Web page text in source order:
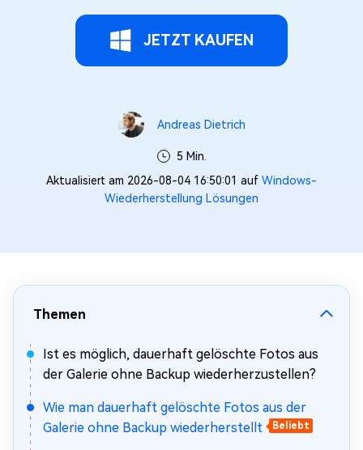
JETZT KAUFEN
Andreas Dietrich
5 Min.
Aktualisiert am 2026-08-04 16:50:01 auf Windows-
Wiederherstellung Lösungen
Themen
Ist es möglich, dauerhaft gelöschte Fotos aus
der Galerie ohne Backup wiederherzustellen?
Wie man dauerhaft gelöschte Fotos aus der
Galerie ohne Backup wiederherstellt
Beliebt